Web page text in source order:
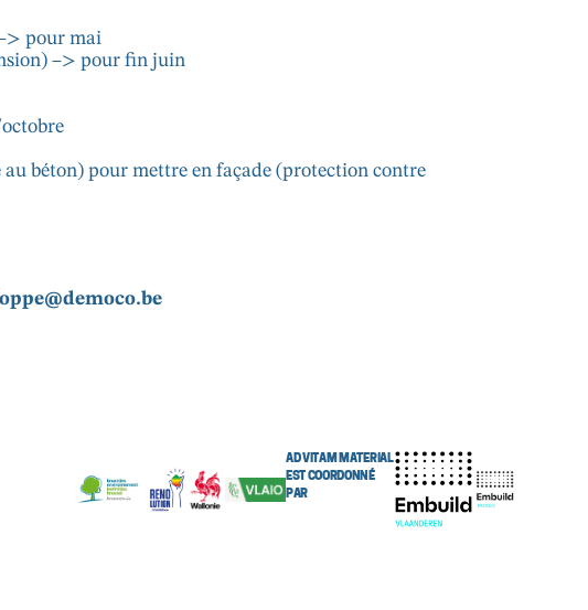
–> pour mai
–> pour fin juin
au béton) pour mettre en façade (protection contre
AD VITAM MATERIAL
EST COORDONNÉ
PAR